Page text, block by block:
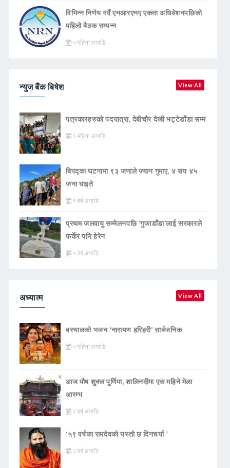
विभिन्न निर्णय गर्दै एनआरएनए एकता अधिवेशनपछिको
पहिलो बैठक सम्पन्न
५ महिना अगाडि
न्युज बैंक बिषेश View All
पत्रकारहरुको पदयात्रा, देबीचौर देखी भट्टेडाँडा सम्म
१ महिना अगाडि
बिपद्का घटनामा ९३ जनाले ज्यान गुमाए, ४ सय ४५
जना घाइते
१ वर्ष अगाडि
प्रथम जलवायु सम्मेलनपछि ‘गुफाडाँडा’लाई सरकारले
फर्केर पनि हेरेन
१ वर्ष अगाडि
अध्यात्म View All
बस्यालको भजन ‘नारायण हरिहरी’ सार्बजनिक
५ महिना अगाडि
आज पौष शुक्ल पूर्णिमा, शालिनदीमा एक महिने मेला
आरम्भ
२ वर्ष अगाडि
‘५९ वर्षका रामदेवकाे यस्ताे छ दिनचर्या ’
२ वर्ष अगाडि